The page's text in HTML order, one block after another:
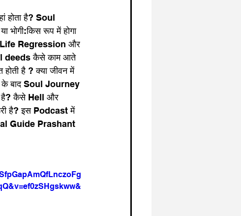
होता है? Soul
भोगी:किस रूप में होगा
Life Regression और
deeds कैसे काम आते
है ? क्या जीवन में
के बाद Soul Journey
है? कैसे Hell और
है? इस Podcast में
Guide Prashant